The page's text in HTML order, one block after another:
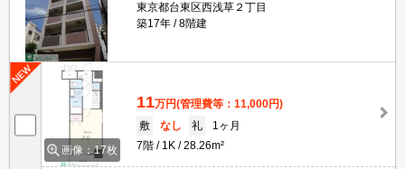
東京都台東区西浅草２丁目
築17年
8階建
画像：17枚
11万円(管理費等：11,000円)
敷
なし 礼
1ヶ月
7階
1K 28.26m²